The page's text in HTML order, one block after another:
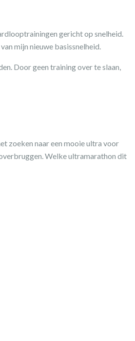
gericht op snelheid.
mijn nieuwe basissnelheid.
Door geen training over te slaan,
zoeken naar een mooie ultra voor
Welke ultramarathon dit